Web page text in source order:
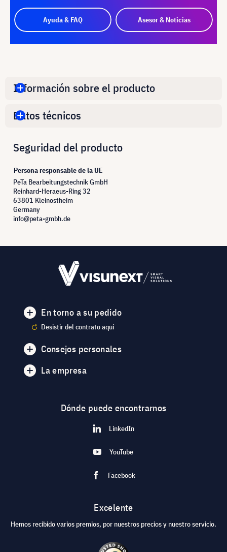
Ayuda & FAQ Asesor & Noticias
Información sobre el producto
Datos técnicos
Seguridad del producto
Persona responsable de la UE
PeTa Bearbeitungstechnik GmbH
Reinhard-Heraeus-Ring 32
63801 Kleinostheim
Germany
info@peta-gmbh.de
En torno a su pedido
Desistir del contrato aquí
Consejos personales
La empresa
Dónde puede encontrarnos
LinkedIn
YouTube
Facebook
Excelente
Hemos recibido varios premios, por nuestros precios y nuestro servicio.